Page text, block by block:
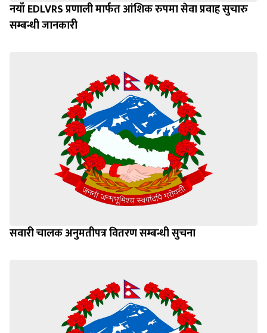
नयाँ EDLVRS प्रणाली मार्फत आंशिक रुपमा सेवा प्रवाह सुचारु
सम्बन्धी जानकारी
सवारी चालक अनुमतीपत्र वितरण सम्बन्धी सुचना